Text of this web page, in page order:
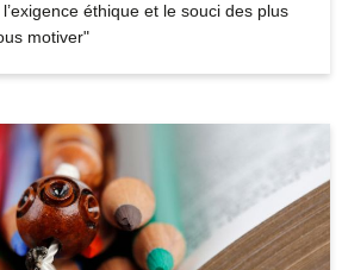
éthique et le souci des plus
motiver"